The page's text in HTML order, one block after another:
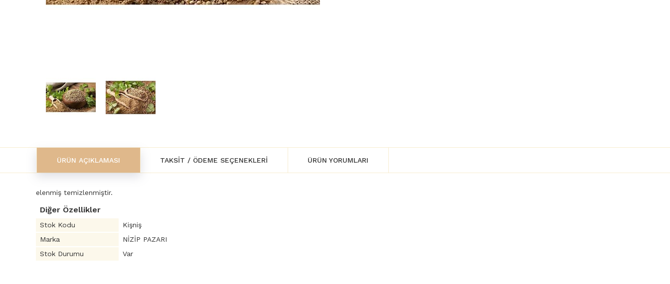
ÜRÜN AÇIKLAMASI TAKSIT / ÖDEME SEÇENEKLERI ÜRÜN YORUMLARI
elenmiş temizlenmiştir.
Diğer Özellikler
Stok Kodu
Kişniş
Marka
NİZİP PAZARI
Stok Durumu
Var